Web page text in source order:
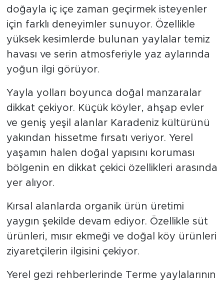
doğayla iç içe zaman geçirmek isteyenler
için farklı deneyimler sunuyor. Özellikle
yüksek kesimlerde bulunan yaylalar temiz
havası ve serin atmosferiyle yaz aylarında
yoğun ilgi görüyor.
Yayla yolları boyunca doğal manzaralar
dikkat çekiyor. Küçük köyler, ahşap evler
ve geniş yeşil alanlar Karadeniz kültürünü
yakından hissetme fırsatı veriyor. Yerel
yaşamın halen doğal yapısını koruması
bölgenin en dikkat çekici özellikleri arasında
yer alıyor.
Kırsal alanlarda organik ürün üretimi
yaygın şekilde devam ediyor. Özellikle süt
ürünleri, mısır ekmeği ve doğal köy ürünleri
ziyaretçilerin ilgisini çekiyor.
Yerel gezi rehberlerinde Terme yaylalarının